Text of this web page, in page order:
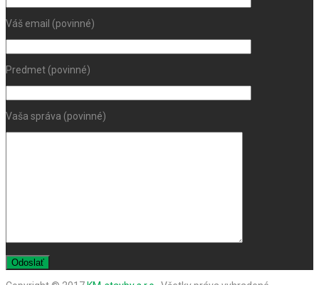
Váš email (povinné)
Predmet (povinné)
Vaša správa (povinné)